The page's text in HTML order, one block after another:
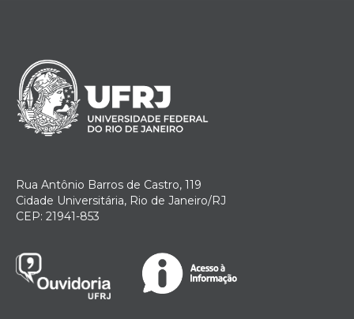
Rua Antônio Barros de Castro, 119
Cidade Universitária, Rio de Janeiro/RJ
CEP: 21941-853